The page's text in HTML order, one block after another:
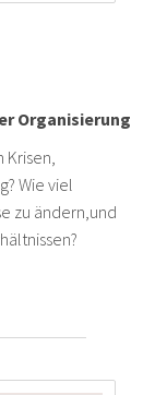
Organisierung
Wie viel
zu ändern,und